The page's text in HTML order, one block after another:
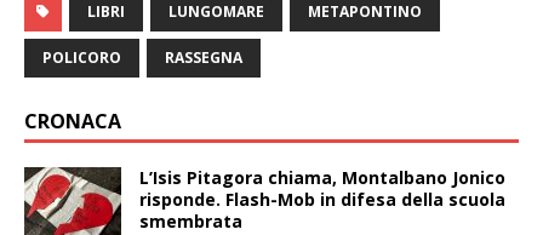
LIBRI LUNGOMARE METAPONTINO
POLICORO RASSEGNA
CRONACA
L’Isis Pitagora chiama, Montalbano Jonico
risponde. Flash-Mob in difesa della scuola
smembrata